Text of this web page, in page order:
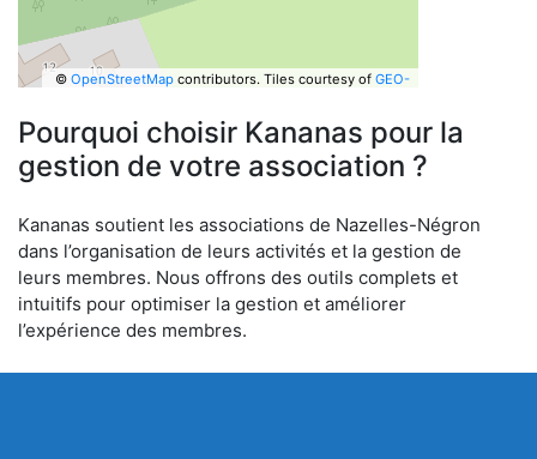
© OpenStreetMapcontributors. Tiles courtesy of GEO-
Pourquoi choisir Kananas pour la
gestion de votre association ?
Kananas soutient les associations de Nazelles-Négron
dans l’organisation de leurs activités et la gestion de
leurs membres. Nous offrons des outils complets et
intuitifs pour optimiser la gestion et améliorer
l’expérience des membres.